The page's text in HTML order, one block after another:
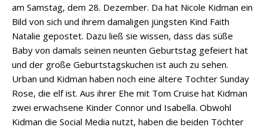
am Samstag, dem 28. Dezember. Da hat Nicole Kidman ein
Bild von sich und ihrem damaligen jüngsten Kind Faith
Natalie gepostet. Dazu ließ sie wissen, dass das süße
Baby von damals seinen neunten Geburtstag gefeiert hat
und der große Geburtstagskuchen ist auch zu sehen.
Urban und Kidman haben noch eine ältere Tochter Sunday
Rose, die elf ist. Aus ihrer Ehe mit Tom Cruise hat Kidman
zwei erwachsene Kinder Connor und Isabella. Obwohl
Kidman die Social Media nutzt, haben die beiden Töchter